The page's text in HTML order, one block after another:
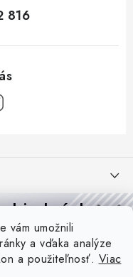
vám umožnili
a vďaka analýze
a použiteľnosť. Viac
816
zmluvy
tipy,vďaka ktorým
menej.